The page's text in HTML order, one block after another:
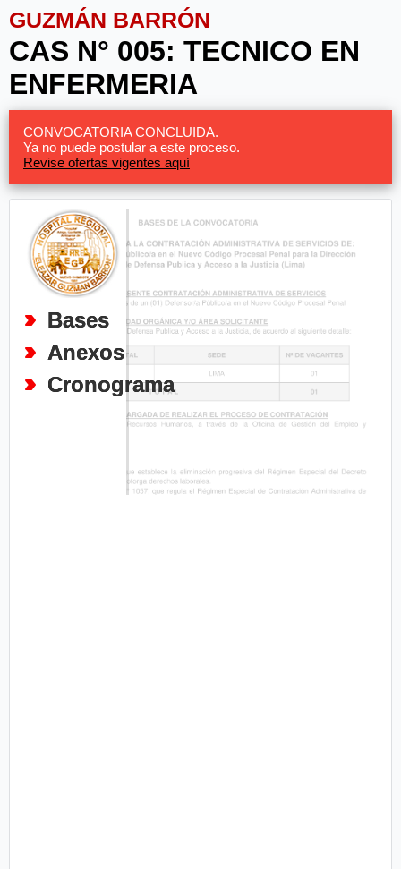
GUZMÁN BARRÓN
CAS N° 005: TECNICO EN
ENFERMERIA
CONVOCATORIA CONCLUIDA.
Ya no puede postular a este proceso.
Revise ofertas vigentes aquí
Bases
Anexos
Cronograma